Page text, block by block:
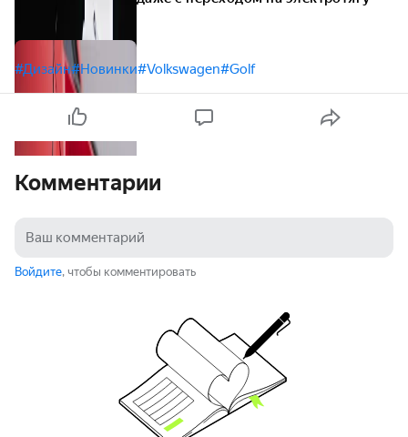
#Дизайн#Новинки#Volkswagen#Golf
Комментарии
Войдите, чтобы комментировать